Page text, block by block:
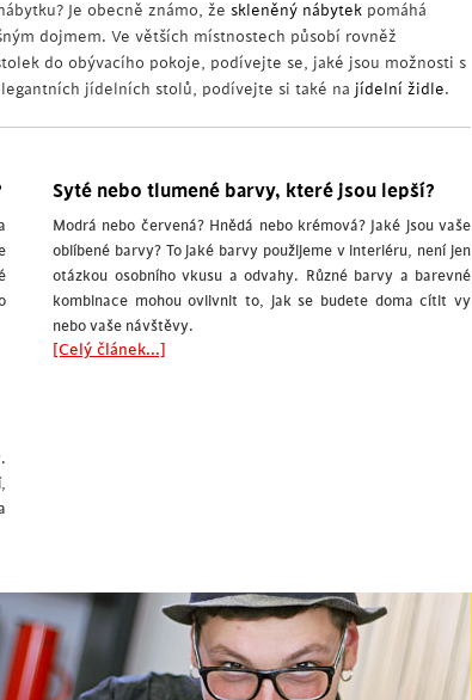
Je obecně známo, že skleněný nábytek pomáhá
dojmem. Ve větších místnostech působí rovněž
do obývacího pokoje, podívejte se, jaké jsou možnosti s
jídelních stolů, podívejte si také na jídelní židle.
Syté nebo tlumené barvy, které jsou lepší?
Modrá nebo červená? Hnědá nebo krémová? Jaké jsou vaše
oblíbené barvy? To jaké barvy použijeme v interiéru, není jen
otázkou osobního vkusu a odvahy. Různé barvy a barevné
kombinace mohou ovlivnit to, jak se budete doma cítit vy
nebo vaše návštěvy.
[Celý článek...]